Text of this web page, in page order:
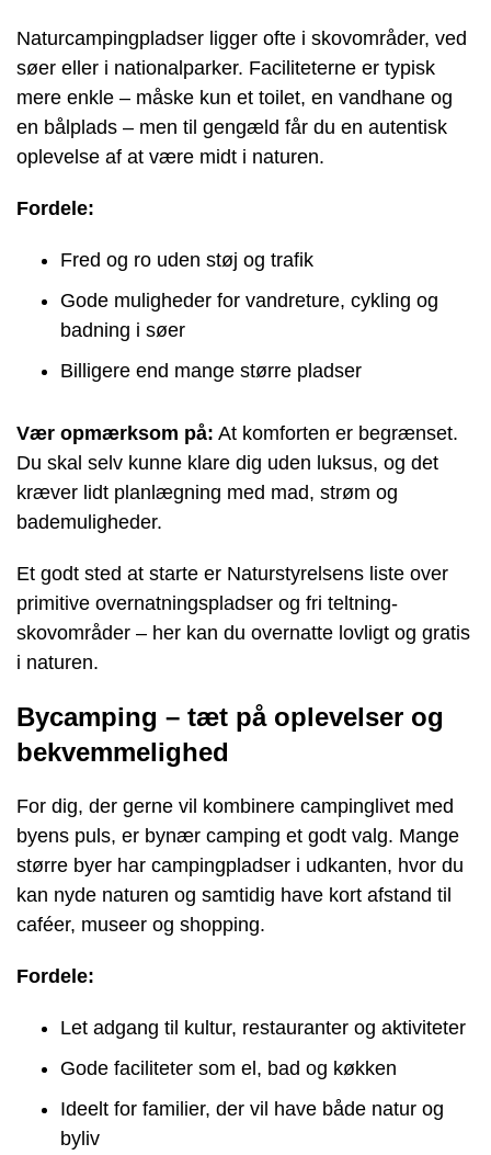
Naturcampingpladser ligger ofte i skovområder, ved
søer eller i nationalparker. Faciliteterne er typisk
mere enkle – måske kun et toilet, en vandhane og
en bålplads – men til gengæld får du en autentisk
oplevelse af at være midt i naturen.
Fordele:
Fred og ro uden støj og trafik
Gode muligheder for vandreture, cykling og
badning i søer
Billigere end mange større pladser
Vær opmærksom på: At komforten er begrænset.
Du skal selv kunne klare dig uden luksus, og det
kræver lidt planlægning med mad, strøm og
bademuligheder.
Et godt sted at starte er Naturstyrelsens liste over
primitive overnatningspladser og fri teltning-
skovområder – her kan du overnatte lovligt og gratis
i naturen.
Bycamping – tæt på oplevelser og
bekvemmelighed
For dig, der gerne vil kombinere campinglivet med
byens puls, er bynær camping et godt valg. Mange
større byer har campingpladser i udkanten, hvor du
kan nyde naturen og samtidig have kort afstand til
caféer, museer og shopping.
Fordele:
Let adgang til kultur, restauranter og aktiviteter
Gode faciliteter som el, bad og køkken
Ideelt for familier, der vil have både natur og
byliv